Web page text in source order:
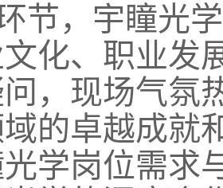
节，宇瞳光
化、职业发
，现场气氛
的卓越成就
学岗位需求